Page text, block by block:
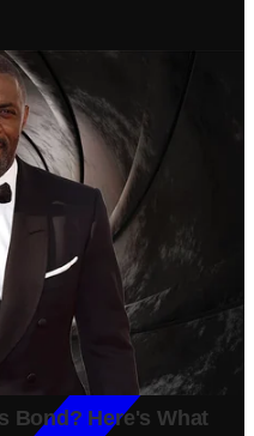
Suci yang Memancarkan
Coffee: Persaingan